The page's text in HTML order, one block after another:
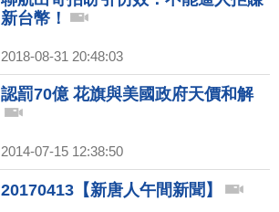
新台幣！
2018-08-31 20:48:03
認罰70億 花旗與美國政府天價和解
2014-07-15 12:38:50
20170413【新唐人午間新聞】